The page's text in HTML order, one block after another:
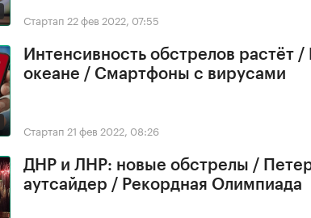
Стартап 22 фев 2022, 07:55
Интенсивность обстрелов растёт
океане / Смартфоны с вирусами
Стартап 21 фев 2022, 08:26
ДНР и ЛНР: новые обстрелы /
аутсайдер / Рекордная Олимпиада